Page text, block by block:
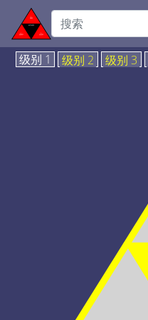
级别 1 级别 2 级别 3